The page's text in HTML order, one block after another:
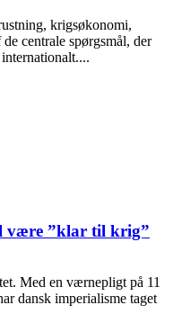
krigsøkonomi,
centrale spørgsmål, der
være ”klar til krig”
Med en værnepligt på 11
dansk imperialisme taget